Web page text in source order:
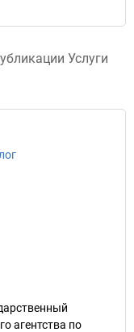
Услуги
агентства по